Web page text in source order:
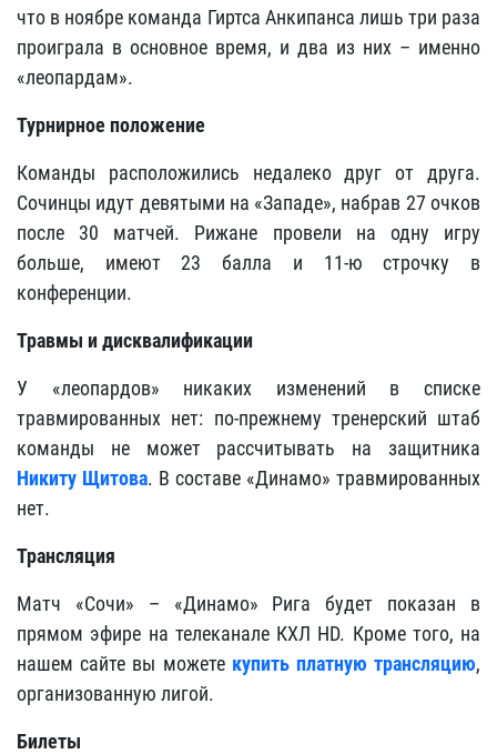
что в ноябре команда Гиртса Анкипанса лишь три раза
проиграла в основное время, и два из них – именно
«леопардам».
Турнирное положение
Команды расположились недалеко друг от друга.
Сочинцы идут девятыми на «Западе», набрав 27 очков
после 30 матчей. Рижане провели на одну игру
больше, имеют 23 балла и 11-ю строчку в
конференции.
Травмы и дисквалификации
У «леопардов» никаких изменений в списке
травмированных нет: по-прежнему тренерский штаб
команды не может рассчитывать на защитника
Никиту Щитова. В составе «Динамо» травмированных
нет.
Трансляция
Матч «Сочи» – «Динамо» Рига будет показан в
прямом эфире на телеканале КХЛ HD. Кроме того, на
нашем сайте вы можете купить платную трансляцию,
организованную лигой.
Билеты